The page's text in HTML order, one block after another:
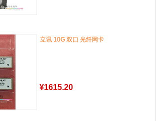
立讯 10G 双口 光纤网卡
¥1615.20